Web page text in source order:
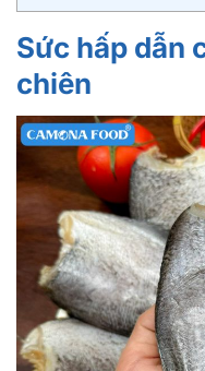
Sức hấp dẫn
chiên